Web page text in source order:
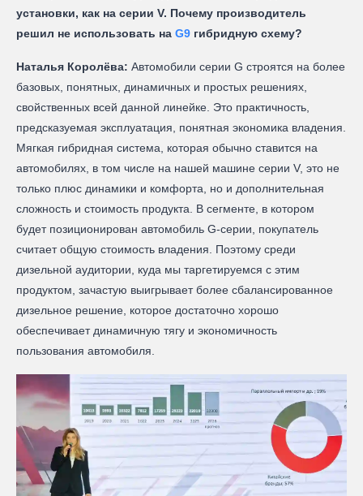
установки, как на серии V. Почему производитель
решил не использовать на G9 гибридную схему?
Наталья Королёва: Автомобили серии G строятся на более
базовых, понятных, динамичных и простых решениях,
свойственных всей данной линейке. Это практичность,
предсказуемая эксплуатация, понятная экономика владения.
Мягкая гибридная система, которая обычно ставится на
автомобилях, в том числе на нашей машине серии V, это не
только плюс динамики и комфорта, но и дополнительная
сложность и стоимость продукта. В сегменте, в котором
будет позиционирован автомобиль G-серии, покупатель
считает общую стоимость владения. Поэтому среди
дизельной аудитории, куда мы таргетируемся с этим
продуктом, зачастую выигрывает более сбалансированное
дизельное решение, которое достаточно хорошо
обеспечивает динамичную тягу и экономичность
пользования автомобиля.